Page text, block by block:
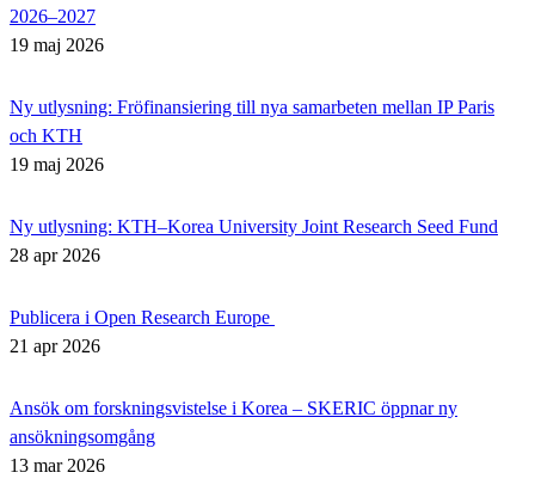
2026–2027
19 maj 2026
Ny utlysning: Fröfinansiering till nya samarbeten mellan IP Paris
och KTH
19 maj 2026
Ny utlysning: KTH–Korea University Joint Research Seed Fund
28 apr 2026
Publicera i Open Research Europe
21 apr 2026
Ansök om forskningsvistelse i Korea – SKERIC öppnar ny
ansökningsomgång
13 mar 2026